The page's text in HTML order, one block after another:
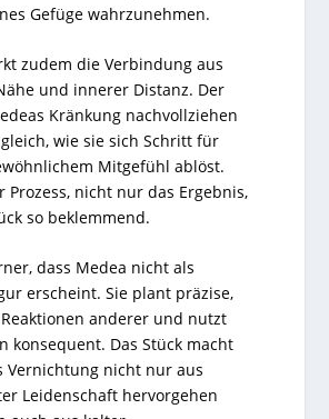
Gefüge wahrzunehmen.
zudem die Verbindung aus
und innerer Distanz. Der
Kränkung nachvollziehen
wie sie sich Schritt für
Mitgefühl ablöst.
Prozess, nicht nur das Ergebnis,
so beklemmend.
dass Medea nicht als
erscheint. Sie plant präzise,
anderer und nutzt
konsequent. Das Stück macht
Vernichtung nicht nur aus
Leidenschaft hervorgehen